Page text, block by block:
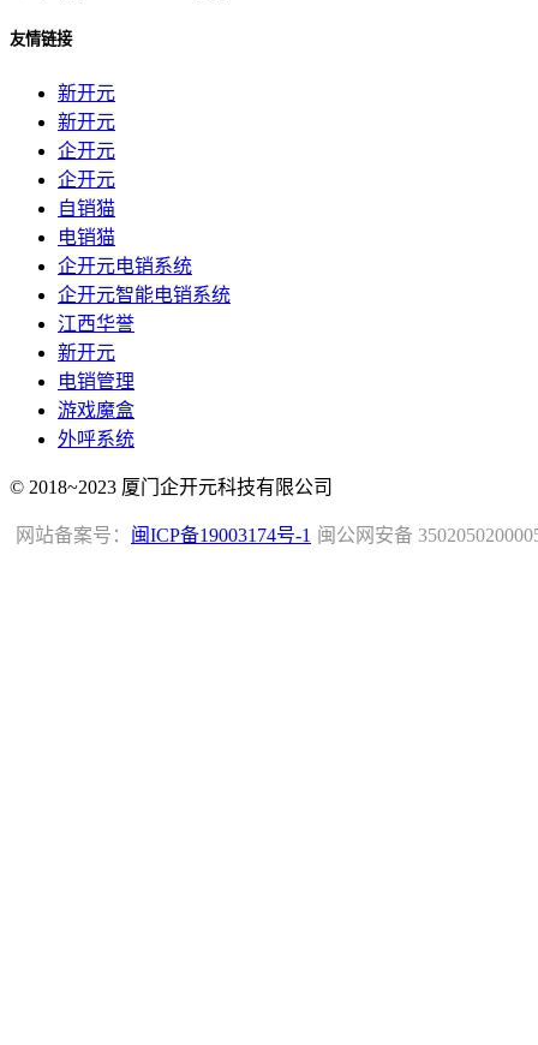
友情链接
新开元
新开元
企开元
企开元
自销猫
电销猫
企开元电销系统
企开元智能电销系统
江西华誉
新开元
电销管理
游戏魔盒
外呼系统
© 2018~2023 厦门企开元科技有限公司
闽公网安备
网站备案号： 闽ICP备19003174号-1